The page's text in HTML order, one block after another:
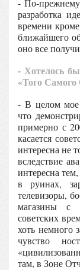
- По-прежнему
разработка
времени
ближайшего
оно все
- Хотелось
«Того Самого
- В целом мое
что
примерно с
касается
интересна не
вследствие
интересна
в руинах,
телевизоры,
магазины с
советских
хоть немного
чувство
там, в Зоне